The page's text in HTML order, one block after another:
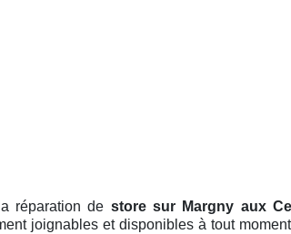
réparation de store sur Margny aux
joignables et disponibles à tout